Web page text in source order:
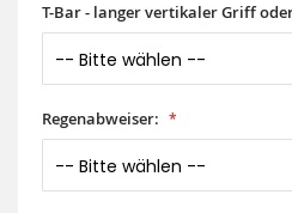
T-Bar - langer vertikaler Griff
Regenabweiser: